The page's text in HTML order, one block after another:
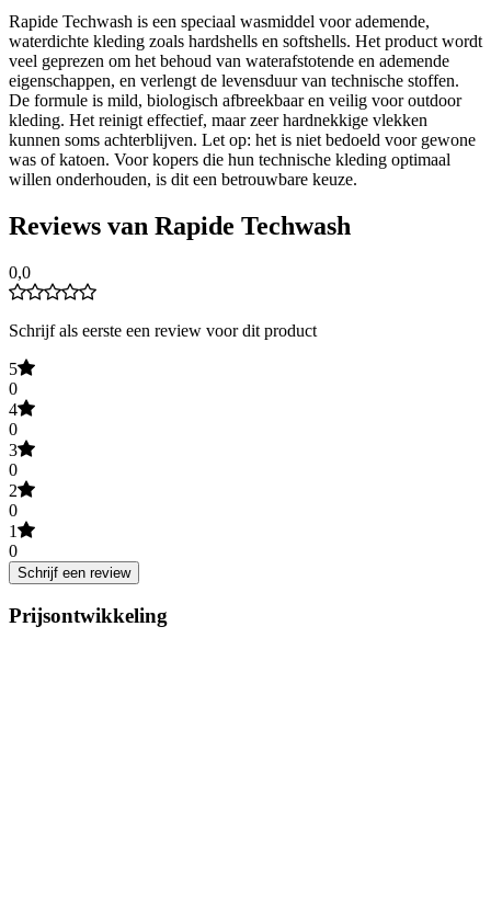
Rapide Techwash is een speciaal wasmiddel voor ademende,
waterdichte kleding zoals hardshells en softshells. Het product wordt
veel geprezen om het behoud van waterafstotende en ademende
eigenschappen, en verlengt de levensduur van technische stoffen.
De formule is mild, biologisch afbreekbaar en veilig voor outdoor
kleding. Het reinigt effectief, maar zeer hardnekkige vlekken
kunnen soms achterblijven. Let op: het is niet bedoeld voor gewone
was of katoen. Voor kopers die hun technische kleding optimaal
willen onderhouden, is dit een betrouwbare keuze.
Reviews van Rapide Techwash
0,0
Schrijf als eerste een review voor dit product
5
0
4
0
3
0
2
0
1
0
Schrijf een review
Prijsontwikkeling